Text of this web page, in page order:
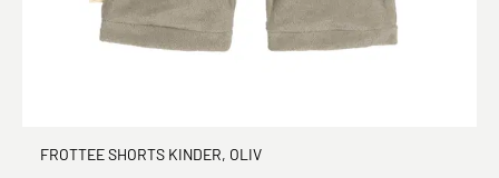
FROTTEE SHORTS KINDER, OLIV